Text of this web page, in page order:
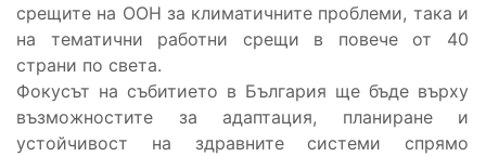
срещите на ООН за климатичните проблеми, така и
на тематични работни срещи в повече от 40
страни по света.
Фокусът на събитието в България ще бъде върху
възможностите за адаптация, планиране и
устойчивост на здравните системи спрямо